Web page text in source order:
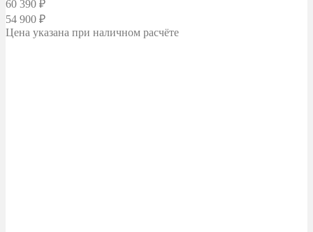
60 390 ₽
54 900 ₽
Цена указана при наличном расчёте